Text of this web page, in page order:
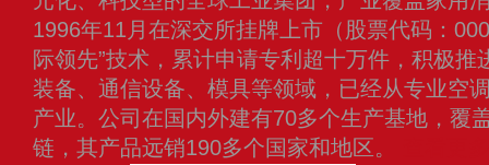
1996年11月在深交所挂牌上市（股票代码：
际领先”技术，累计申请专利超十万件，积极
装备、通信设备、模具等领域，已经从专业空
产业。公司在国内外建有70多个生产基地，覆
链，其产品远销190多个国家和地区。